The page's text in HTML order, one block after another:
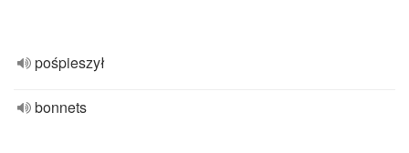
pośpieszył
bonnets